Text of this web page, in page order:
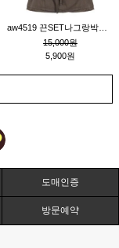
15,000원
5,900원
도매인증
방문예약